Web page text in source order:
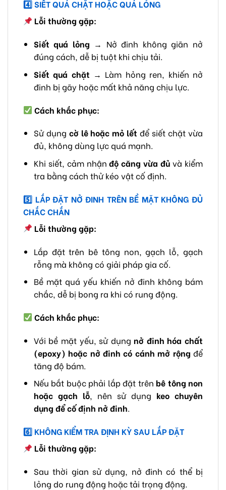
4️SIẾT QUÁ CHẶT HOẶC QUÁ LỎNG
Lỗi thường gặp:
Siết quá lỏng → Nở đinh không giãn nở
đúng cách, dễ bị tuột khi chịu tải.
Siết quá chặt → Làm hỏng ren, khiến nở
đinh bị gãy hoặc mất khả năng chịu lực.
Cách khắc phục:
Sử dụng cờ lê hoặc mỏ lết để siết chặt vừa
đủ, không dùng lực quá mạnh.
Khi siết, cảm nhậnđộ căng vừa đủ và kiểm
tra bằng cách thử kéo vật cố định.
5️ LẮP ĐẶT NỞ ĐINH TRÊN BỀ MẶT KHÔNG ĐỦ
CHẮC CHẮN
Lỗi thường gặp:
Lắp đặt trên bê tông non, gạch lỗ, gạch
rỗng mà không có giải pháp gia cố.
Bề mặt quá yếu khiến nở đinh không bám
chắc, dễ bị bong ra khi có rung động.
Cách khắc phục:
Với bề mặt yếu, sử dụngnở đinh hóa chất
(epoxy) hoặc nở đinh có cánh mở rộng để
tăng độ bám.
Nếu bắt buộc phải lắp đặt trênbê tông non
hoặc gạch lỗ, nên sử dụng keo chuyên
dụng để cố định nở đinh.
6️KHÔNG KIỂM TRA ĐỊNH KỲ SAU LẮP ĐẶT
Lỗi thường gặp:
Sau thời gian sử dụng, nở đinh có thể bị
lỏng do rung động hoặc tải trọng động.